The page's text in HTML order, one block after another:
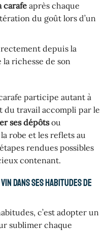
carafeaprès chaque
du goût lors d’un
depuis la
richesse de son
participe autant à
du travail accompli par le
ses dépôtsou
robe et les reflets au
rendues possibles
contenant.
dans ses habitudes de
c’est adopter un
sublimer chaque